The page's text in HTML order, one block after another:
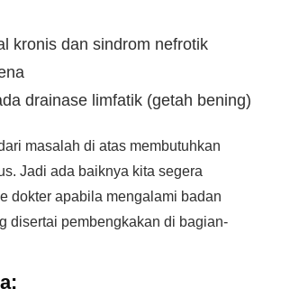
kronis dan sindrom nefrotik
drainase limfatik (getah bening)
masalah di atas membutuhkan
Jadi ada baiknya kita segera
dokter apabila mengalami badan
disertai pembengkakan di bagian-